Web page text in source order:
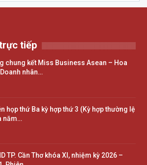
tiếp
chung kết Miss Business Asean – Hoa
nhân…
họp thứ Ba kỳ hợp thứ 3 (Kỳ hợp thường lệ
năm…
TP. Cần Thơ khóa XI, nhiệm kỳ 2026 –